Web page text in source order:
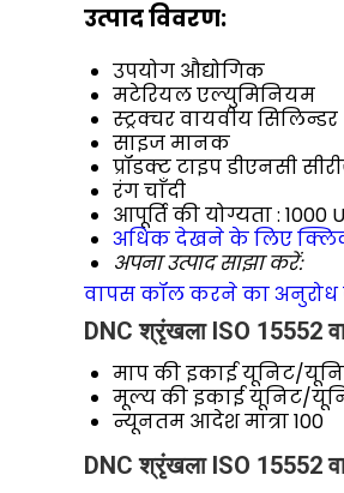
उत्पाद विवरण:
उपयोग औद्योगिक
मटेरियलएल्युमिनियम
स्ट्रक्चरवायवीय सिलिन्डर
साइजमानक
प्रॉडक्ट टाइपडीएनसी
रंगचाँदी
आपूर्ति की योग्यता : 1000
अधिक देखने के लिए
अपना उत्पाद साझा करें:
वापस कॉल करने का अनुरोध
DNC श्रृंखला ISO 15552
माप की इकाईयूनिट/
मूल्य की इकाईयूनिट/
न्यूनतम आदेश मात्रा100
DNC श्रृंखला ISO 15552